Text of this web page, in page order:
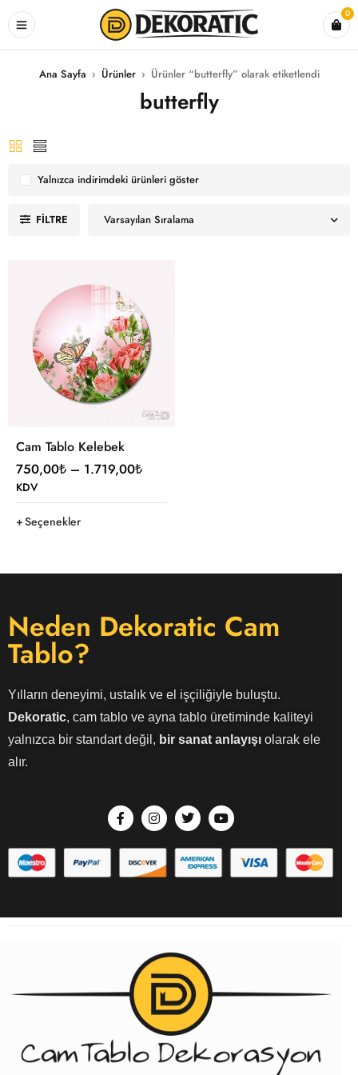
0
Ana Sayfa › Ürünler › Ürünler “butterfly” olarak etiketlendi
butterfly
FILTRE Varsayılan Sıralama
Yalnızca indirimdeki ürünleri göster
Cam Tablo Kelebek
750,00₺ – 1.719,00₺
KDV
Seçenekler
Neden Dekoratic Cam
Tablo?
Yılların deneyimi, ustalık ve el işçiliğiyle buluştu.
Dekoratic, cam tablo ve ayna tablo üretiminde kaliteyi
yalnızca bir standart değil, bir sanat anlayışı olarak ele
alır.